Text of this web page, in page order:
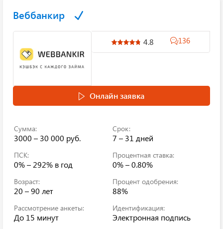
Веббанкир
4.8 136
Онлайн заявка
Сумма:
3000 – 30 000 руб.
Срок:
7 – 31 дней
ПСК:
0% – 292% в год
Процентная ставка:
0% – 0.80%
Возраст:
20 – 90 лет
Процент одобрения:
88%
Рассмотрение анкеты:
До 15 минут
Идентификация:
Электронная подпись